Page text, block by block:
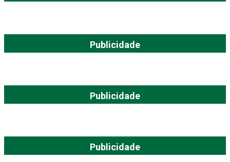
Publicidade
Publicidade
Publicidade